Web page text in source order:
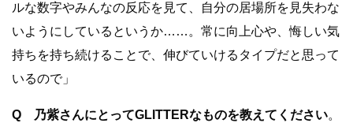
ルな数字やみんなの反応を見て、自分の居場所を見失わな
いようにしているというか……。常に向上心や、悔しい気
持ちを持ち続けることで、伸びていけるタイプだと思って
いるので」
Q 乃紫さんにとってGLITTERなものを教えてください。